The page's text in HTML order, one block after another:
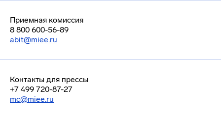
Приемная комиссия
8 800 600-56-89
abit@miee.ru
Контакты для прессы
+7 499 720-87-27
mc@miee.ru